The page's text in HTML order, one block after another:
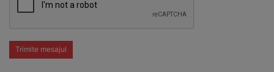
Trimite mesajul